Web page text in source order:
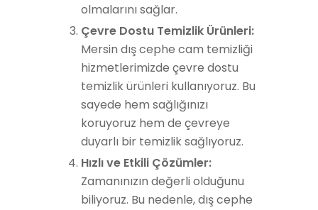
olmalarını sağlar.
Çevre Dostu Temizlik Ürünleri:
Mersin dış cephe cam temizliği
hizmetlerimizde çevre dostu
temizlik ürünleri kullanıyoruz. Bu
sayede hem sağlığınızı
koruyoruz hem de çevreye
duyarlı bir temizlik sağlıyoruz.
Hızlı ve Etkili Çözümler:
Zamanınızın değerli olduğunu
biliyoruz. Bu nedenle, dış cephe